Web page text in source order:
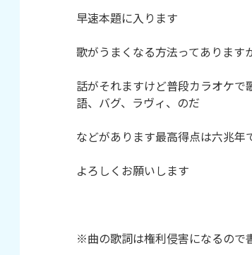
早速本題に入ります
歌がうまくなる方法ってあります
話がそれますけど普段カラオケ
語、バグ、ラヴィ、のだ
などがあります最高得点は六兆
よろしくお願いします
※曲の歌詞は権利侵害になるので